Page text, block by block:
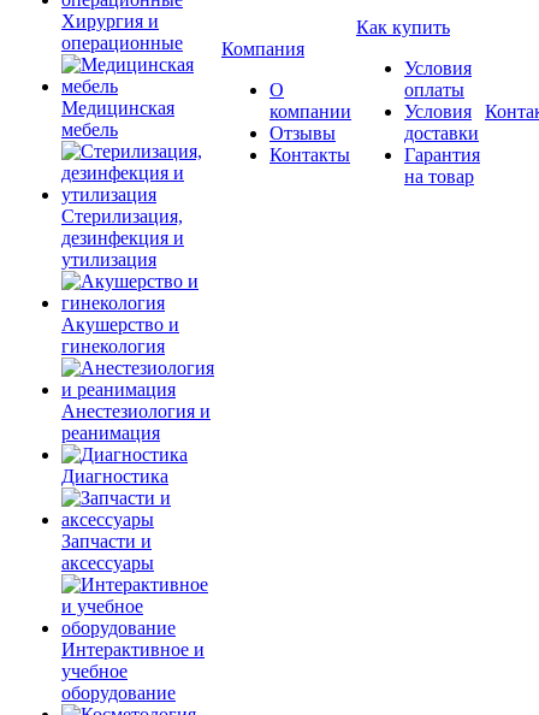
Хирургия и
операционные
Медицинская
мебель
Стерилизация,
дезинфекция и
утилизация
Акушерство и
гинекология
Анестезиология и
реанимация
Диагностика
Запчасти и
аксессуары
Интерактивное и
учебное
оборудование
Компания
О
компании
Отзывы
Контакты
Как купить
Условия
оплаты
Условия
доставки
Гарантия
на товар